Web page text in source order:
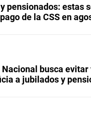
pensionados: estas
de la CSS en
busca
a jubilados y